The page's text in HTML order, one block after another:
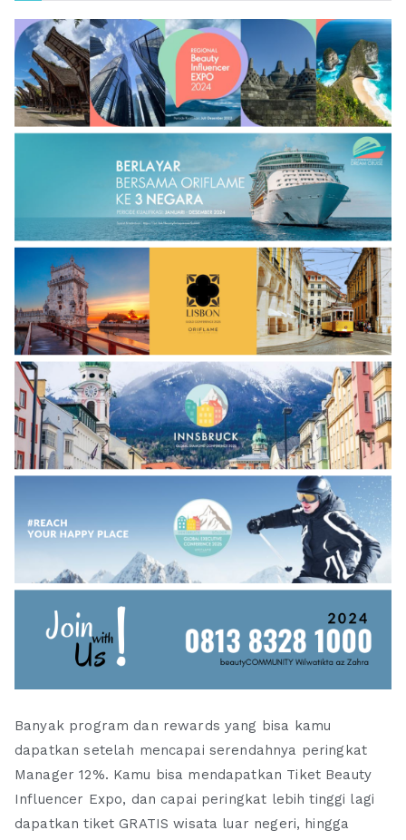
Banyak program dan rewards yang bisa kamu
dapatkan setelah mencapai serendahnya peringkat
Manager 12%. Kamu bisa mendapatkan Tiket Beauty
Influencer Expo, dan capai peringkat lebih tinggi lagi
dapatkan tiket GRATIS wisata luar negeri, hingga